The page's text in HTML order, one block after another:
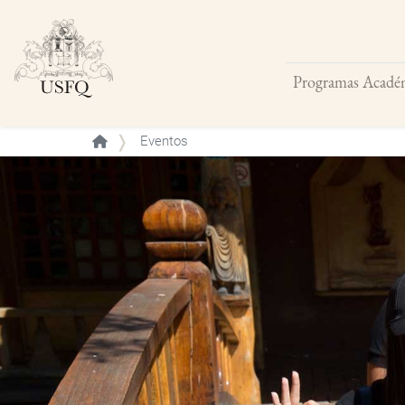
Programas
Buscar
Eventos